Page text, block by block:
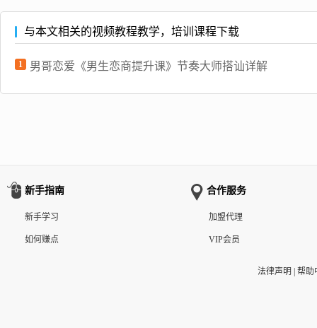
与本文相关的视频教程教学，培训课程下载
1 男哥恋爱《男生恋商提升课》节奏大师搭讪详解
新手指南
新手学习
如何赚点
合作服务
加盟代理
VIP会员
法律声明 帮助